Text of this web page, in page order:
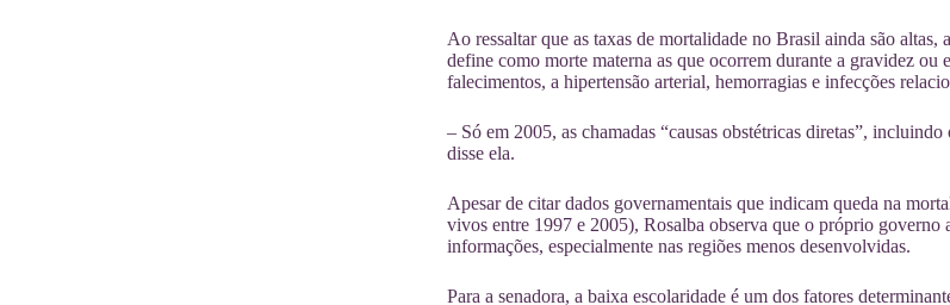
Ao ressaltar que as taxas de mortalidade no Brasil ainda são
define como morte materna as que ocorrem durante a gravidez ou
falecimentos, a hipertensão arterial, hemorragias e infecções
– Só em 2005, as chamadas “causas obstétricas diretas”,
disse ela.
Apesar de citar dados governamentais que indicam queda na
vivos entre 1997 e 2005), Rosalba observa que o próprio
informações, especialmente nas regiões menos desenvolvidas.
Para a senadora, a baixa escolaridade é um dos fatores